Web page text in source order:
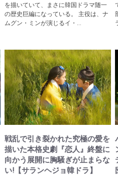
を描いていて、まさに韓国ドラマ随一
の歴史巨編になっている。 主役は、ナ
ムグン・ミンが演じるイ・...
戦乱で引き裂かれた究極の愛を
描いた本格史劇『恋人』終盤に
向かう展開に胸騒ぎが止まらな
い!【サランヘジョ韓ドラ】